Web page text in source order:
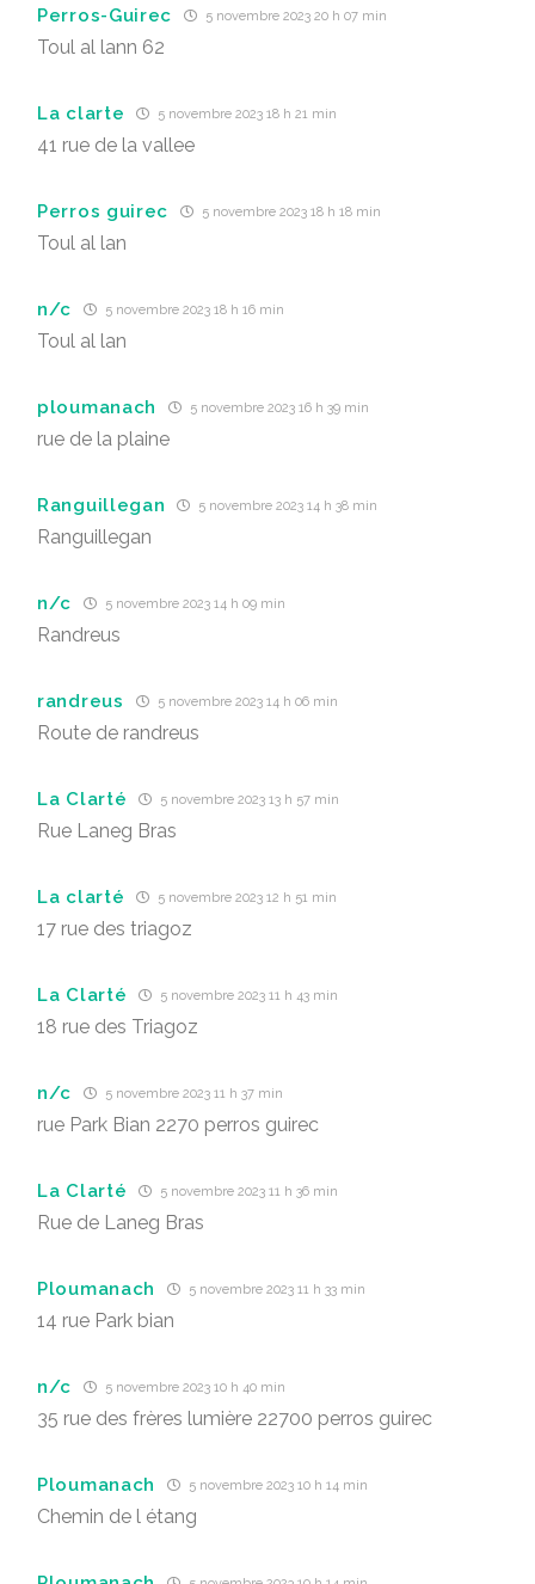
Perros-Guirec 5 novembre 2023 20 h 07 min
Toul al lann 62
La clarte 5 novembre 2023 18 h 21 min
41 rue de la vallee
Perros guirec 5 novembre 2023 18 h 18 min
Toul al lan
n/c 5 novembre 2023 18 h 16 min
Toul al lan
ploumanach 5 novembre 2023 16 h 39 min
rue de la plaine
Ranguillegan 5 novembre 2023 14 h 38 min
Ranguillegan
n/c 5 novembre 2023 14 h 09 min
Randreus
randreus 5 novembre 2023 14 h 06 min
Route de randreus
La Clarté 5 novembre 2023 13 h 57 min
Rue Laneg Bras
La clarté 5 novembre 2023 12 h 51 min
17 rue des triagoz
La Clarté 5 novembre 2023 11 h 43 min
18 rue des Triagoz
n/c 5 novembre 2023 11 h 37 min
rue Park Bian 2270 perros guirec
La Clarté 5 novembre 2023 11 h 36 min
Rue de Laneg Bras
Ploumanach 5 novembre 2023 11 h 33 min
14 rue Park bian
n/c 5 novembre 2023 10 h 40 min
35 rue des frères lumière 22700 perros guirec
Ploumanach 5 novembre 2023 10 h 14 min
Chemin de l étang